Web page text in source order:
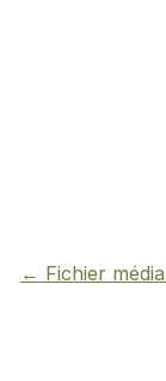
← Fichier